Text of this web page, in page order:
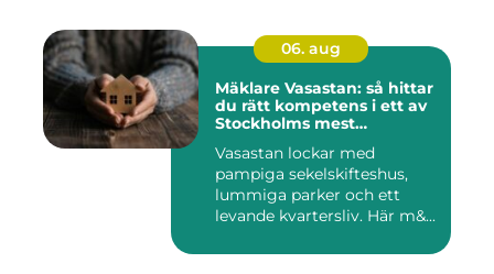
06. aug
Mäklare Vasastan: så hittar
du rätt kompetens i ett av
Stockholms mest
Vasastan lockar med
pampiga sekelskifteshus,
lummiga parker och ett
levande kvartersliv. Här m&...